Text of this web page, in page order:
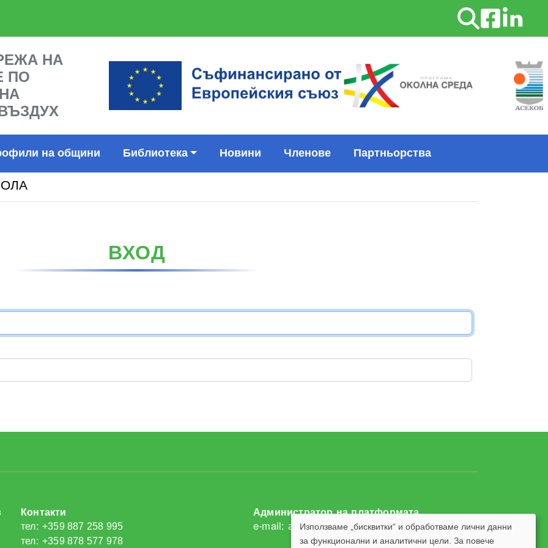
Търсене
НА
ПО
на общини Библиотека Новини Членове Партньорства
ВХОД
Контакти
тел: +359 887 258 995
тел: +359 878 577 978
Администратор на платформата
e-mail: assistants@gateway.bg
Използване
Използваме „бисквитки“ и обработваме лични данни
за функционални и аналитични цели. За повече